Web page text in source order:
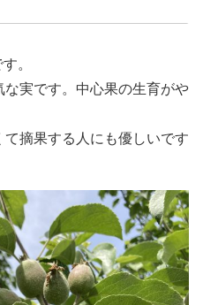
。
実です。中心果の生育がや
摘果する人にも優しいです